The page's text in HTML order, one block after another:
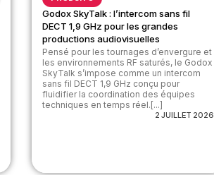
Godox SkyTalk : l’intercom sans fil
DECT 1,9 GHz pour les grandes
productions audiovisuelles
Pensé pour les tournages d’envergure et
les environnements RF saturés, le Godox
SkyTalk s’impose comme un intercom
sans fil DECT 1,9 GHz conçu pour
fluidifier la coordination des équipes
techniques en temps réel.[...]
2 JUILLET 2026